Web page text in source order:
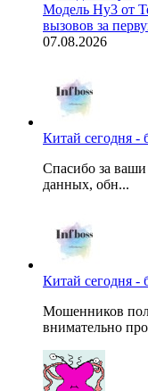
Модель Hy3 от
вызовов за
07.08.2026
Китай сегодня -
Спасибо за
данных, обн...
Китай сегодня -
Мошенников
внимательно